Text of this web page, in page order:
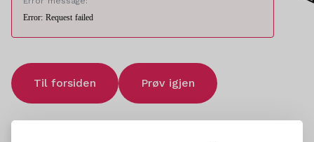
Error: Request failed
Til forsiden Prøv igjen